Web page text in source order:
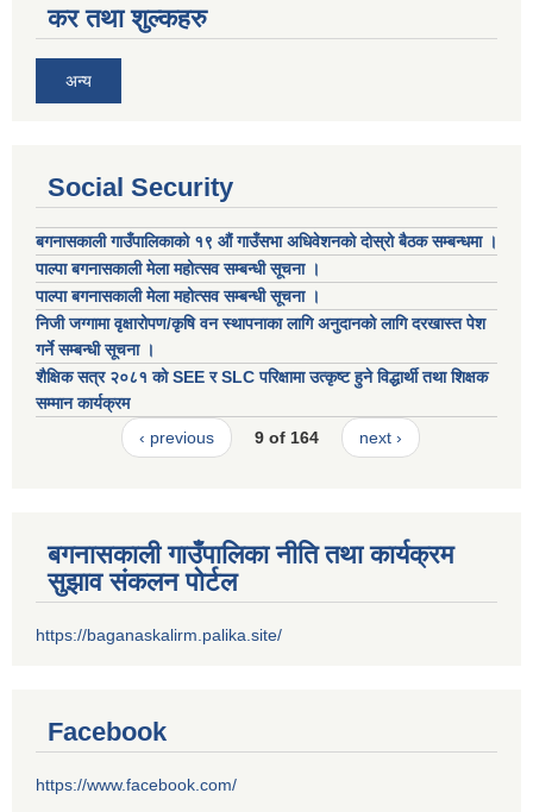
कर तथा शुल्कहरु
अन्य
Social Security
बगनासकाली गाउँपालिकाको १९ औं गाउँसभा अधिवेशनको दोस्रो बैठक सम्बन्धमा ।
पाल्पा बगनासकाली मेला महोत्सव सम्बन्धी सूचना ।
पाल्पा बगनासकाली मेला महोत्सव सम्बन्धी सूचना ।
निजी जग्गामा वृक्षारोपण/कृषि वन स्थापनाका लागि अनुदानको लागि दरखास्त पेश
गर्ने सम्बन्धी सूचना ।
शैक्षिक सत्र २०८१ को SEE र SLC परिक्षामा उत्कृष्ट हुने विद्धार्थी तथा शिक्षक
सम्मान कार्यक्रम
‹ previous
9 of 164 next ›
बगनासकाली गाउँपालिका नीति तथा कार्यक्रम
सुझाव संकलन पोर्टल
https://baganaskalirm.palika.site/
Facebook
https://www.facebook.com/